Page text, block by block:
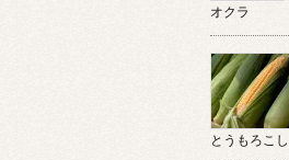
オクラ
とうもろこし